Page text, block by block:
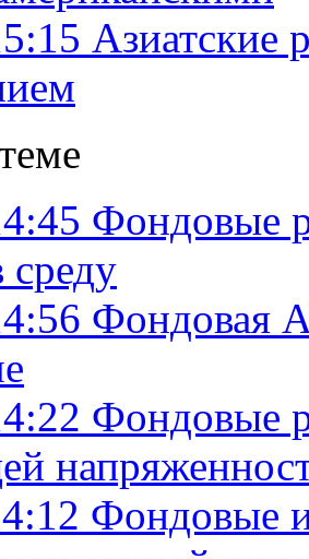
Азиатские
Фондовые
среду
Фондовая
Фондовые
Фондовые